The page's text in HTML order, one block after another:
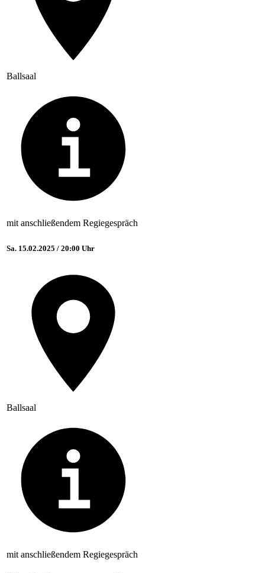
Ballsaal
mit anschließendem Regiegespräch
Sa. 15.02.2025 / 20:00 Uhr
Ballsaal
mit anschließendem Regiegespräch